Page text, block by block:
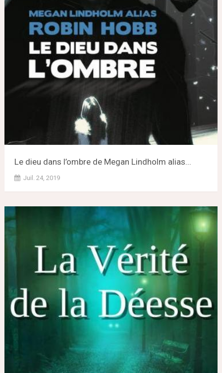
Le dieu dans l’ombre de Megan Lindholm alias...
Juil. 24, 2019